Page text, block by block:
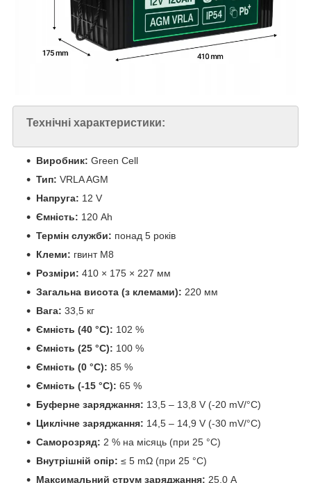
Технічні характеристики:
Виробник: Green Cell
Тип: VRLA AGM
Напруга: 12 V
Ємність: 120 Ah
Термін служби: понад 5 років
Клеми: гвинт M8
Розміри: 410 × 175 × 227 мм
Загальна висота (з клемами): 220 мм
Вага: 33,5 кг
Ємність (40 °C): 102 %
Ємність (25 °C): 100 %
Ємність (0 °C): 85 %
Ємність (-15 °C): 65 %
Буферне заряджання: 13,5 – 13,8 V (-20 mV/°C)
Циклічне заряджання: 14,5 – 14,9 V (-30 mV/°C)
Саморозряд: 2 % на місяць (при 25 °C)
Внутрішній опір: ≤ 5 mΩ (при 25 °C)
Максимальний струм заряджання: 25,0 A